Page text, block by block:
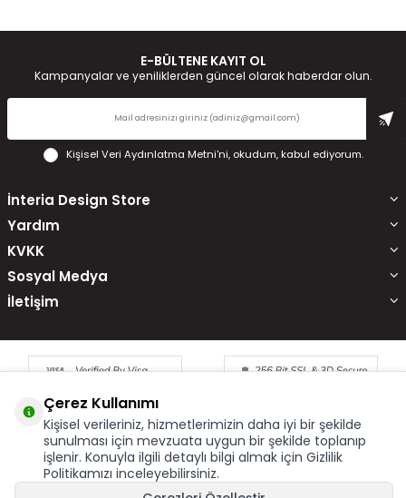
E-BÜLTENE KAYIT OL
Kampanyalar ve yeniliklerden güncel olarak haberdar olun.
Kişisel Veri Aydınlatma Metni'ni, okudum, kabul ediyorum.
İnteria Design Store
Yardım
KVKK
Sosyal Medya
İletişim
Çerez Kullanımı
Bu site size en iyi alışveriş hizmetini sunabilmek için çerez
Çerez Kullanımı
Kişisel verileriniz, hizmetlerimizin daha iyi bir şekilde
sunulması için mevzuata uygun bir şekilde toplanıp
işlenir. Konuyla ilgili detaylı bilgi almak için Gizlilik
Politikamızı inceleyebilirsiniz.